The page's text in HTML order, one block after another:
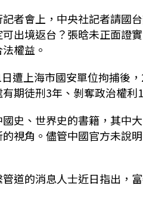
者會上，中央社記者請國
可出境返台？張晗未正面
權益。
遭上海市國安單位拘捕後
期徒刑3年、剝奪政治權
史、世界史的書籍，其中
視角。儘管中國官方未說
道的消息人士近日指出，